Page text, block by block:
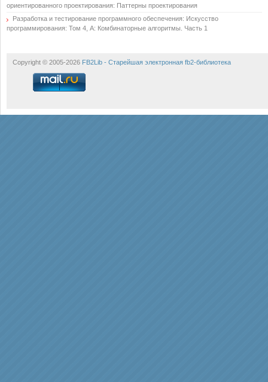
ориентированного проектирования: Паттерны проектирования
Разработка и тестирование программного обеспечения: Искусство
программирования: Том 4, А: Комбинаторные алгоритмы. Часть 1
Copyright © 2005-2026 FB2Lib - Старейшая электронная fb2-библиотека